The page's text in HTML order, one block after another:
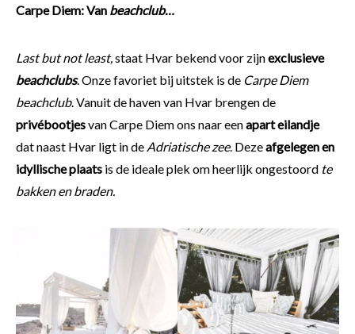
Carpe Diem: Van beachclub…
Last but not least, staat Hvar bekend voor zijnexclusieve
beachclubs. Onze favoriet bij uitstek is de Carpe Diem
beachclub. Vanuit de haven van Hvar brengen de
privébootjesvan Carpe Diem ons naar eenapart eilandje
dat naast Hvar ligt in de Adriatische zee. Dezeafgelegen en
idyllische plaats is de ideale plek om heerlijk ongestoord te
bakken en braden.